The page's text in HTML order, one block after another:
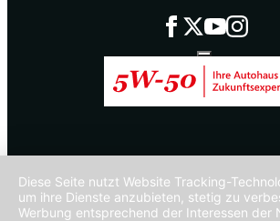
Diese Seite nutzt Website Tracking-
um ihre Dienste anzubieten, stetig zu
Werbung entsprechend der Interessen der